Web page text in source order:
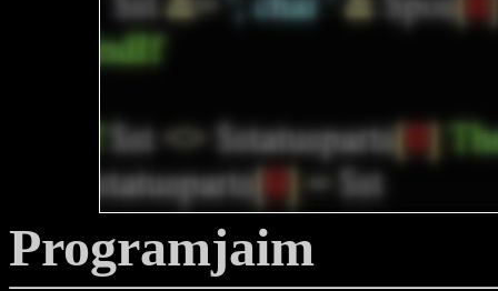
Programjaim